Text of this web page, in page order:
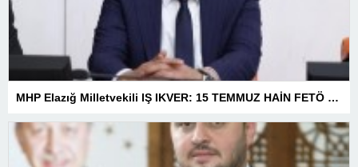
MHP Elazığ Milletvekili IŞ IKVER: 15 TEMMUZ HAİN FETÖ KALKIŞMASI TÜRKİYE’Yİ İŞGAL GİRİŞİMİDİR